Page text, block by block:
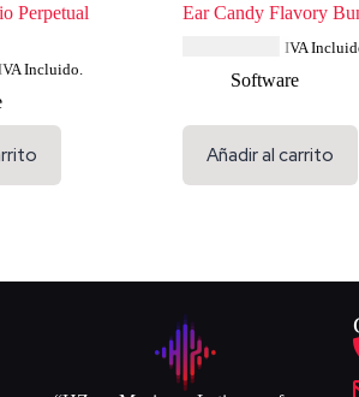
Perpetual
Incluido.
Ear Candy Flavory
IVA
Software
Añadir al carrito